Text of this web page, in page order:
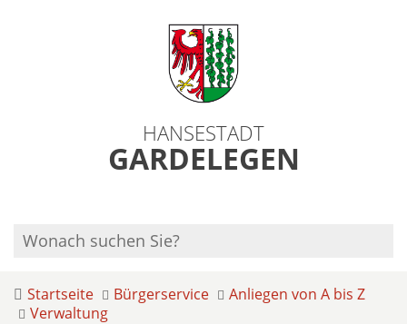
HANSESTADT
GARDELEGEN
Startseite Bürgerservice
Anliegen von A bis Z
Verwaltung